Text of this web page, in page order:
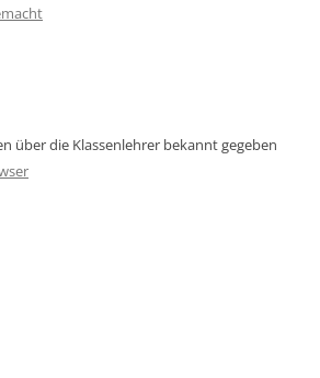
über die Klassenlehrer bekannt gegeben